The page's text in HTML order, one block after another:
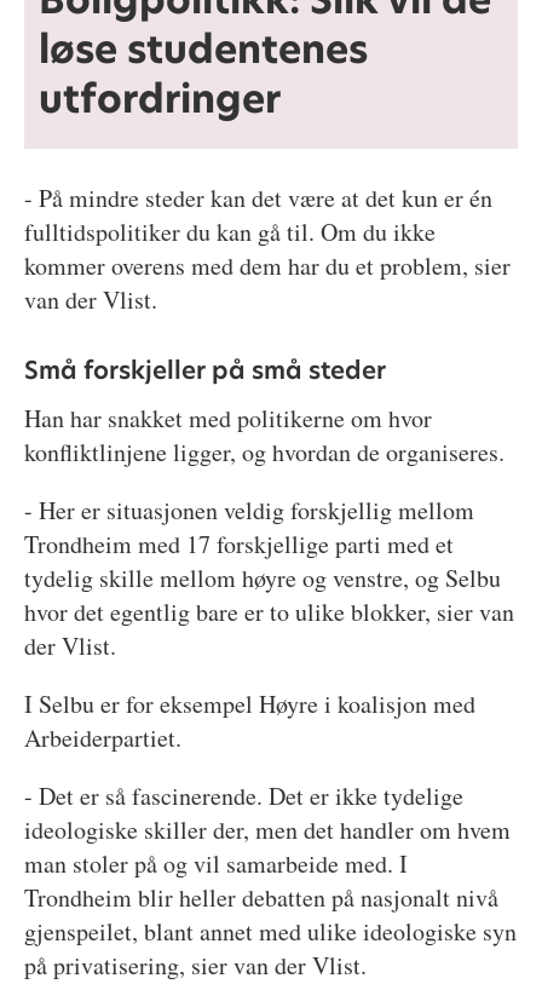
løse studentenes
utfordringer
- På mindre steder kan det være at det kun er én
fulltidspolitiker du kan gå til. Om du ikke
kommer overens med dem har du et problem, sier
van der Vlist.
Små forskjeller på små steder
Han har snakket med politikerne om hvor
konfliktlinjene ligger, og hvordan de organiseres.
- Her er situasjonen veldig forskjellig mellom
Trondheim med 17 forskjellige parti med et
tydelig skille mellom høyre og venstre, og Selbu
hvor det egentlig bare er to ulike blokker, sier van
der Vlist.
I Selbu er for eksempel Høyre i koalisjon med
Arbeiderpartiet.
- Det er så fascinerende. Det er ikke tydelige
ideologiske skiller der, men det handler om hvem
man stoler på og vil samarbeide med. I
Trondheim blir heller debatten på nasjonalt nivå
gjenspeilet, blant annet med ulike ideologiske syn
på privatisering, sier van der Vlist.